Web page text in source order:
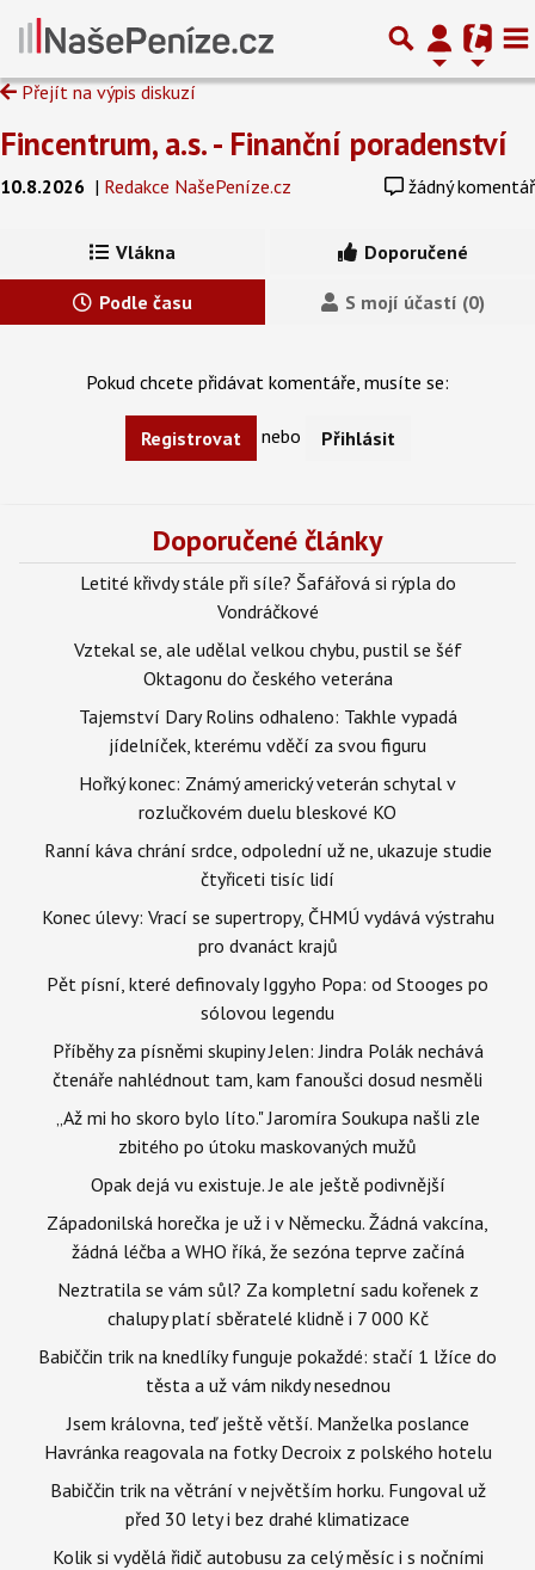
Přejít na výpis diskuzí
Fincentrum, a.s. - Finanční poradenství
10.8.2026 | Redakce NašePeníze.cz žádný komentář
Vlákna Doporučené
Podle času S mojí účastí (0)
Pokud chcete přidávat komentáře, musíte se:
Registrovat nebo Přihlásit
Doporučené články
Letité křivdy stále při síle? Šafářová si rýpla do
Vondráčkové
Vztekal se, ale udělal velkou chybu, pustil se šéf
Oktagonu do českého veterána
Tajemství Dary Rolins odhaleno: Takhle vypadá
jídelníček, kterému vděčí za svou figuru
Hořký konec: Známý americký veterán schytal v
rozlučkovém duelu bleskové KO
Ranní káva chrání srdce, odpolední už ne, ukazuje studie
čtyřiceti tisíc lidí
Konec úlevy: Vrací se supertropy, ČHMÚ vydává výstrahu
pro dvanáct krajů
Pět písní, které definovaly Iggyho Popa: od Stooges po
sólovou legendu
Příběhy za písněmi skupiny Jelen: Jindra Polák nechává
čtenáře nahlédnout tam, kam fanoušci dosud nesměli
„Až mi ho skoro bylo líto." Jaromíra Soukupa našli zle
zbitého po útoku maskovaných mužů
Opak dejá vu existuje. Je ale ještě podivnější
Západonilská horečka je už i v Německu. Žádná vakcína,
žádná léčba a WHO říká, že sezóna teprve začíná
Neztratila se vám sůl? Za kompletní sadu kořenek z
chalupy platí sběratelé klidně i 7 000 Kč
Babiččin trik na knedlíky funguje pokaždé: stačí 1 lžíce do
těsta a už vám nikdy nesednou
Jsem královna, teď ještě větší. Manželka poslance
Havránka reagovala na fotky Decroix z polského hotelu
Babiččin trik na větrání v největším horku. Fungoval už
před 30 lety i bez drahé klimatizace
Kolik si vydělá řidič autobusu za celý měsíc i s nočními